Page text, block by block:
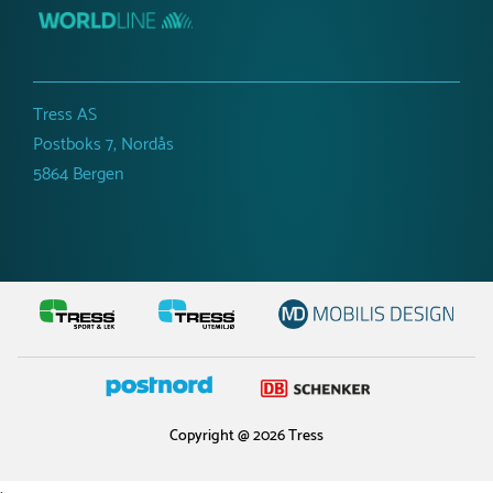
Tress AS
Postboks 7, Nordås
5864 Bergen
Copyright @ 2026 Tress